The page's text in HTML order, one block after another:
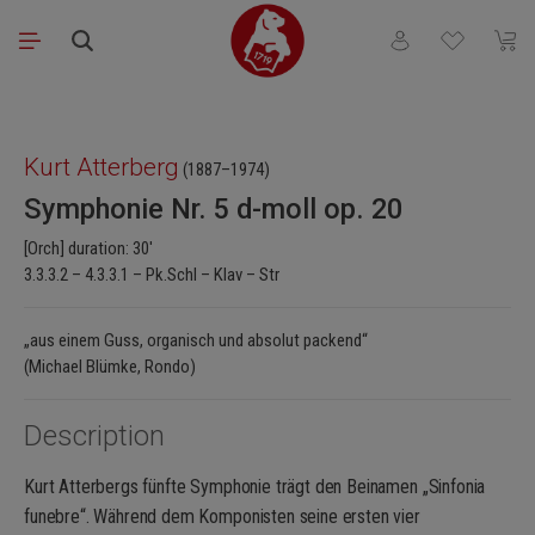
Skip to main content
You have 0
Kurt Atterberg (1887–1974)
Symphonie Nr. 5 d-moll op. 20
[Orch] duration: 30'
3.3.3.2 – 4.3.3.1 – Pk.Schl – Klav – Str
„aus einem Guss, organisch und absolut packend“
(Michael Blümke, Rondo)
Description
Kurt Atterbergs fünfte Symphonie trägt den Beinamen „Sinfonia
funebre“. Während dem Komponisten seine ersten vier